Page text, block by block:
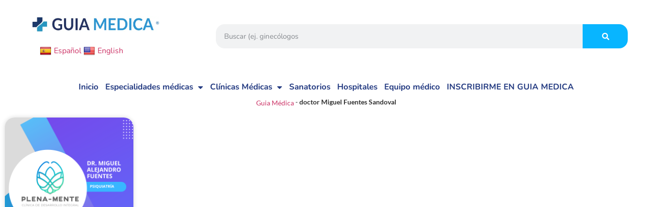
Español English
Inicio Especialidades médicas Clínicas Médicas Sanatorios Hospitales Equipo médico INSCRIBIRME EN GUIA MEDICA
Guia Médica-doctor Miguel Fuentes Sandoval